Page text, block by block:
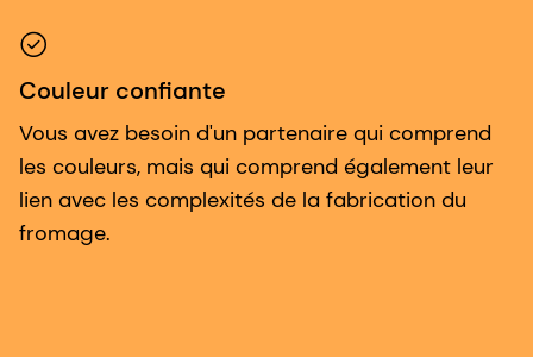
Couleur confiante
Vous avez besoin d'un partenaire qui comprend
les couleurs, mais qui comprend également leur
lien avec les complexités de la fabrication du
fromage.